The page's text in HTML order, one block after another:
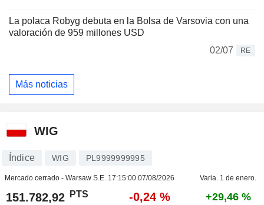
La polaca Robyg debuta en la Bolsa de Varsovia con una
valoración de 959 millones USD
02/07
RE
Más noticias
WIG
Índice WIG PL9999999995
Mercado cerrado - Warsaw S.E. 17:15:00 07/08/2026 Varia. 1 de enero.
151.782,92 PTS -0,24 % +29,46 %